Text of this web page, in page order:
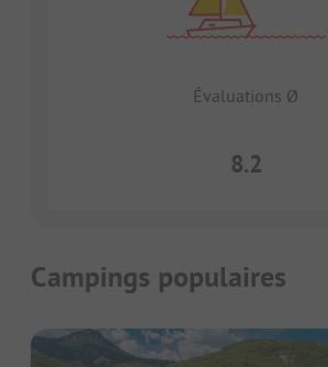
Évaluations Ø
8.2
Campings populaires